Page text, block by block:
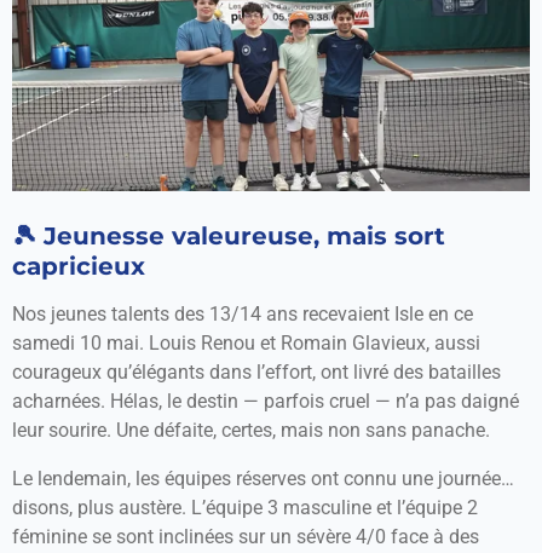
🎾 Jeunesse valeureuse, mais sort
capricieux
Nos jeunes talents des 13/14 ans recevaient Isle en ce
samedi 10 mai. Louis Renou et Romain Glavieux, aussi
courageux qu’élégants dans l’effort, ont livré des batailles
acharnées. Hélas, le destin — parfois cruel — n’a pas daigné
leur sourire. Une défaite, certes, mais non sans panache.
Le lendemain, les équipes réserves ont connu une journée…
disons, plus austère. L’équipe 3 masculine et l’équipe 2
féminine se sont inclinées sur un sévère 4/0 face à des